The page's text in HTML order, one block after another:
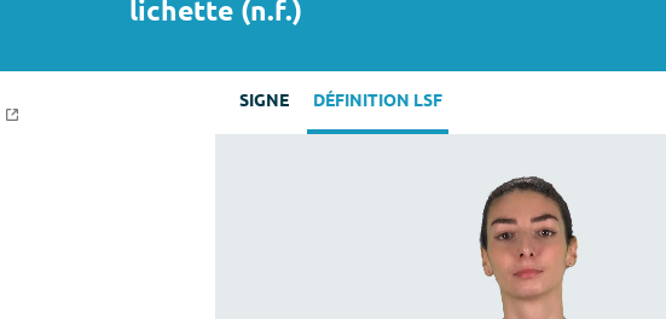
lichette(n.f.)
SIGNE DÉFINITION LSF